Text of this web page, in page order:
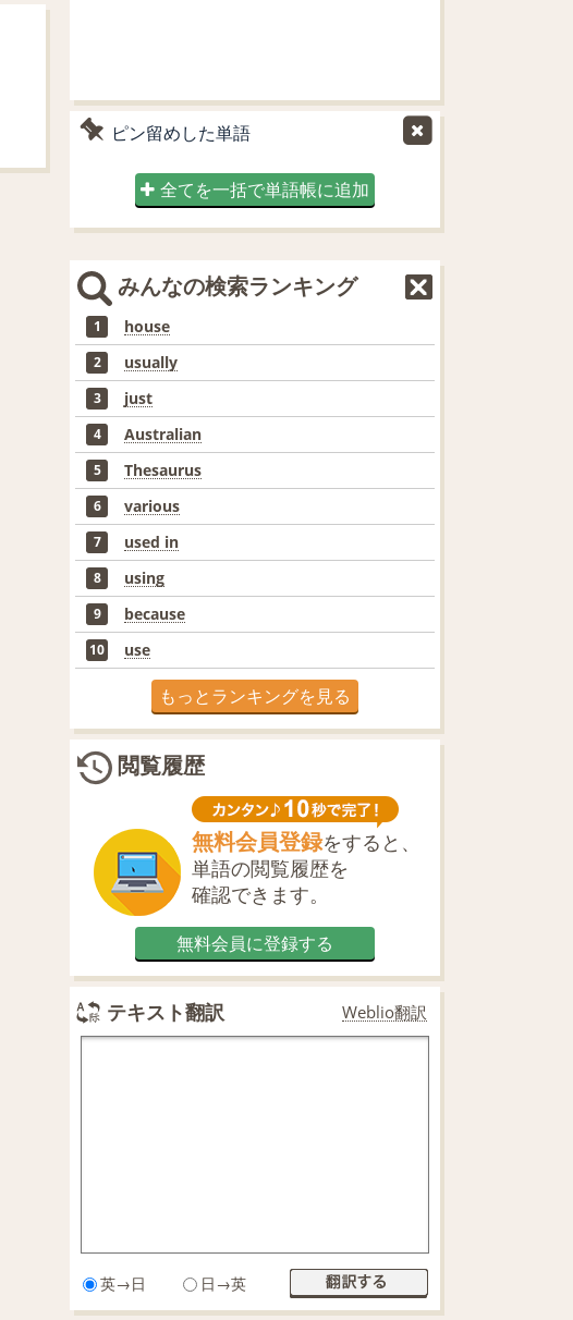
ピン留めした単語
全てを一括で単語帳に追加
みんなの検索ランキング
1 house
2 usually
3 just
4 Australian
5 Thesaurus
6 various
7 used in
8 using
9 because
10 use
もっとランキングを見る
閲覧履歴
無料会員登録をすると、
単語の閲覧履歴を
確認できます。
無料会員に登録する
テキスト翻訳 Weblio翻訳
英→日 日→英